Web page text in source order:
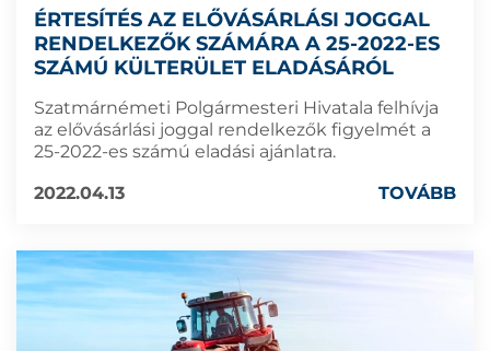
ÉRTESÍTÉS AZ ELŐVÁSÁRLÁSI JOGGAL
RENDELKEZŐK SZÁMÁRA A 25-2022-ES
SZÁMÚ KÜLTERÜLET ELADÁSÁRÓL
Szatmárnémeti Polgármesteri Hivatala felhívja
az elővásárlási joggal rendelkezők figyelmét a
25-2022-es számú eladási ajánlatra.
2022.04.13
TOVÁBB